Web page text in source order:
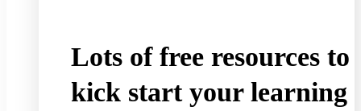
Lots of free resources to
kick start your learning